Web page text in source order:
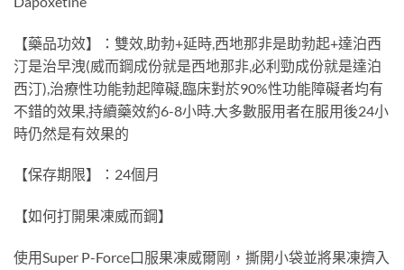
【藥品功效】：雙效,助勃+延時,西地那非是助勃起+達泊西
汀是治早洩(威而鋼成份就是西地那非,必利勁成份就是達泊
西汀),治療性功能勃起障礙,臨床對於90%性功能障礙者均有
不錯的效果,持續藥效約6-8小時.大多數服用者在服用後24小
時仍然是有效果的
【保存期限】：24個月
【如何打開果凍威而鋼】
使用Super P-Force口服果凍威爾剛，撕開小袋並將果凍擠入